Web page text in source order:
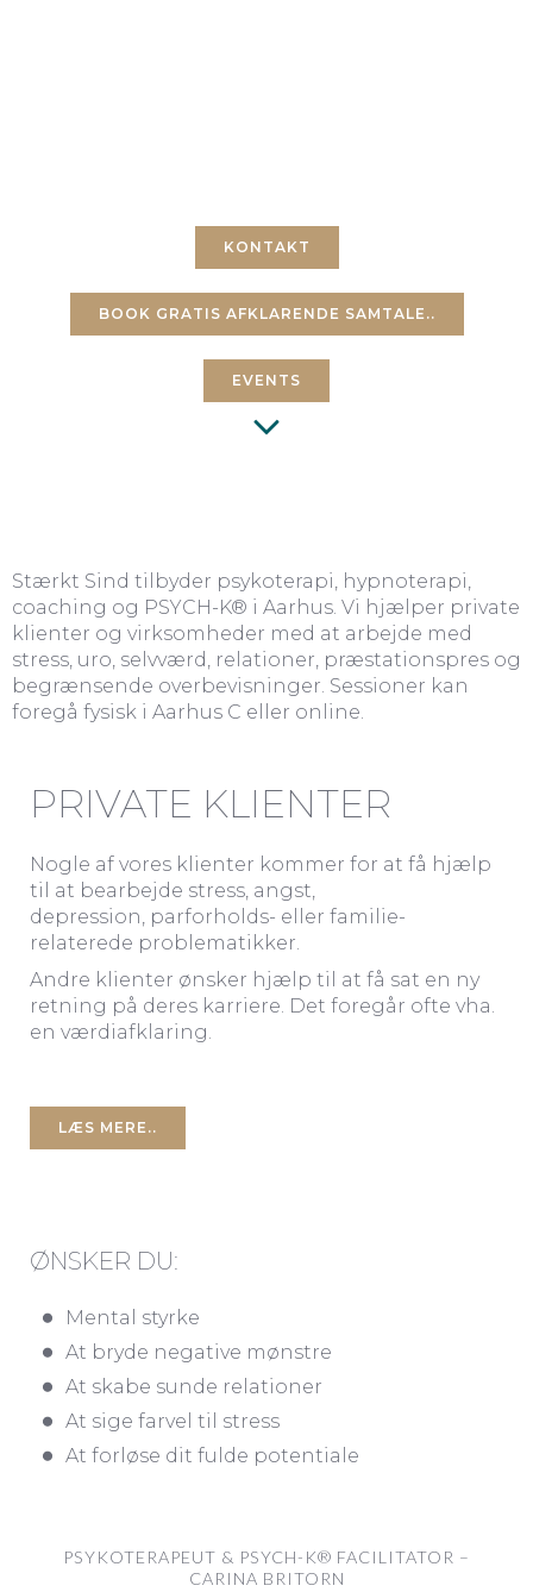
KONTAKT
BOOK GRATIS AFKLARENDE SAMTALE..
EVENTS
Stærkt Sind tilbyder psykoterapi, hypnoterapi,
coaching og PSYCH-K® i Aarhus. Vi hjælper private
klienter og virksomheder med at arbejde med
stress, uro, selvværd, relationer, præstationspres og
begrænsende overbevisninger. Sessioner kan
foregå fysisk i Aarhus C eller online.
PRIVATE KLIENTER
Nogle af vores klienter kommer for at få hjælp
til at bearbejde stress, angst,
depression, parforholds- eller familie-
relaterede problematikker.
Andre klienter ønsker hjælp til at få sat en ny
retning på deres karriere. Det foregår ofte vha.
en værdiafklaring.
LÆS MERE..
ØNSKER DU:
Mental styrke
At bryde negative mønstre
At skabe sunde relationer
At sige farvel til stress
At forløse dit fulde potentiale
PSYKOTERAPEUT & PSYCH-K® FACILITATOR –
CARINA BRITORN